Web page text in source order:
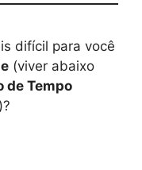
difícil para você
(viver abaixo
de Tempo